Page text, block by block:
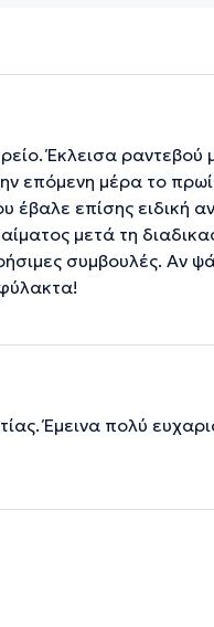
Έκλεισα ραντεβού
επόμενη μέρα το
έβαλε επίσης ειδική
μετά τη
συμβουλές. Αν
Έμεινα πολύ